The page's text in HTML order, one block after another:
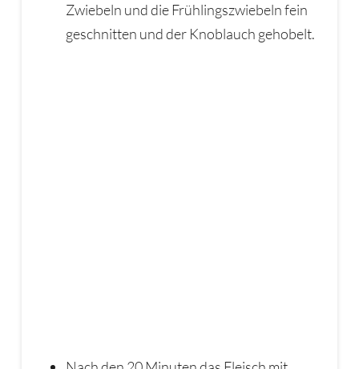
Zwiebeln und die Frühlingszwiebeln fein
geschnitten und der Knoblauch gehobelt.